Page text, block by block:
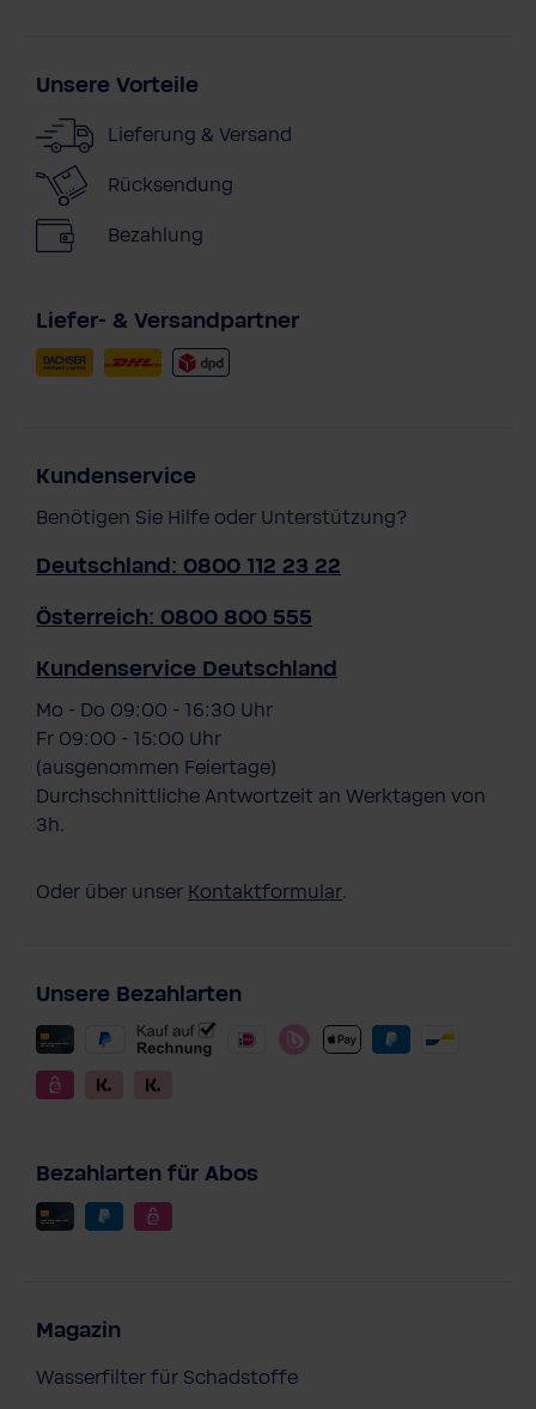
Unsere Vorteile
Lieferung & Versand
Rücksendung
Bezahlung
Liefer- & Versandpartner
Kundenservice
Benötigen Sie Hilfe oder Unterstützung?
Deutschland: 0800 112 23 22
Österreich: 0800 800 555
Kundenservice Deutschland
Mo - Do 09:00 - 16:30 Uhr
Fr 09:00 - 15:00 Uhr
(ausgenommen Feiertage)
Durchschnittliche Antwortzeit an Werktagen von
3h.
Oder über unser Kontaktformular.
Unsere Bezahlarten
Bezahlarten für Abos
Magazin
Wasserfilter für Schadstoffe